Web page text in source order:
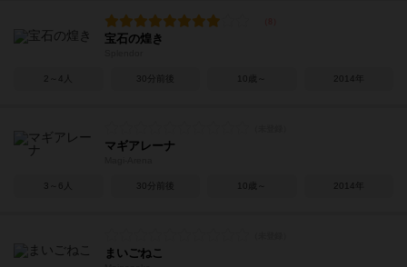
宝石の煌き
2～4人 30分前後 10歳～ 2014年
マギアレーナ
3～6人 30分前後 10歳～ 2014年
まいごねこ